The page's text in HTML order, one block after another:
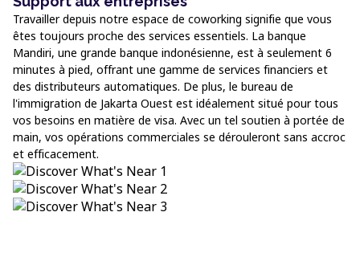
Travailler depuis notre espace de coworking signifie que vous
êtes toujours proche des services essentiels. La banque
Mandiri, une grande banque indonésienne, est à seulement 6
minutes à pied, offrant une gamme de services financiers et
des distributeurs automatiques. De plus, le bureau de
l'immigration de Jakarta Ouest est idéalement situé pour tous
vos besoins en matière de visa. Avec un tel soutien à portée de
main, vos opérations commerciales se dérouleront sans accroc
et efficacement.